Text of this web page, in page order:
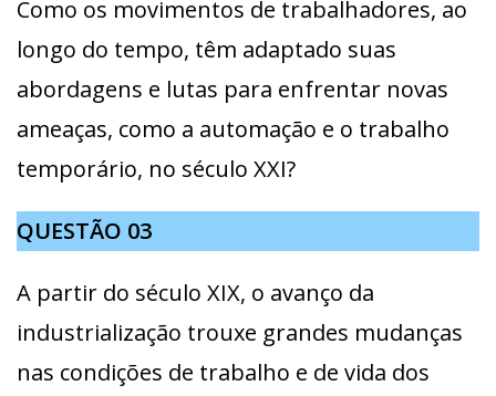
Como os movimentos de trabalhadores, ao
longo do tempo, têm adaptado suas
abordagens e lutas para enfrentar novas
ameaças, como a automação e o trabalho
temporário, no século XXI?
QUESTÃO 03
A partir do século XIX, o avanço da
industrialização trouxe grandes mudanças
nas condições de trabalho e de vida dos